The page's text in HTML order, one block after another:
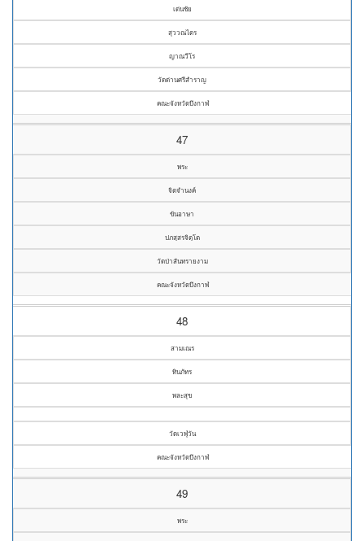
เด่นชัย
สุววณไตร
ญาณวีโร
วัดด่านศรีสำราญ
คณะจังหวัดบึงกาฬ
47
พระ
จิตจำนงค์
ขันอาษา
ปภสฺสรจิตฺโต
วัดป่าสันทรายงาม
คณะจังหวัดบึงกาฬ
48
สามเณร
ทินภัทร
พละสุข
วัดเวฬุวัน
คณะจังหวัดบึงกาฬ
49
พระ